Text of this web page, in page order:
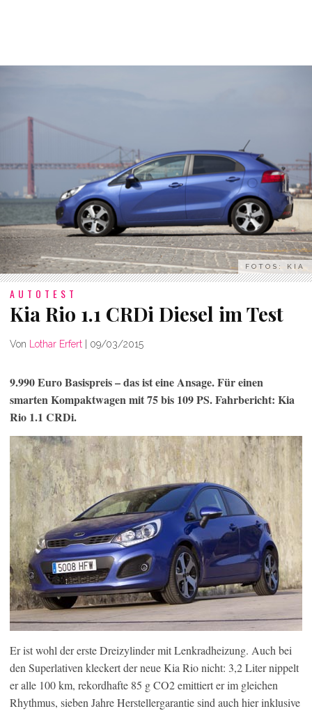
FOTOS: KIA
AUTOTEST
Kia Rio 1.1 CRDi Diesel im Test
Von Lothar Erfert 09/03/2015
9.990 Euro Basispreis – das ist eine Ansage. Für einen
smarten Kompaktwagen mit 75 bis 109 PS. Fahrbericht: Kia
Rio 1.1 CRDi.
Er ist wohl der erste Dreizylinder mit Lenkradheizung. Auch bei
den Superlativen kleckert der neue Kia Rio nicht: 3,2 Liter nippelt
er alle 100 km, rekordhafte 85 g CO2 emittiert er im gleichen
Rhythmus, sieben Jahre Herstellergarantie sind auch hier inklusive